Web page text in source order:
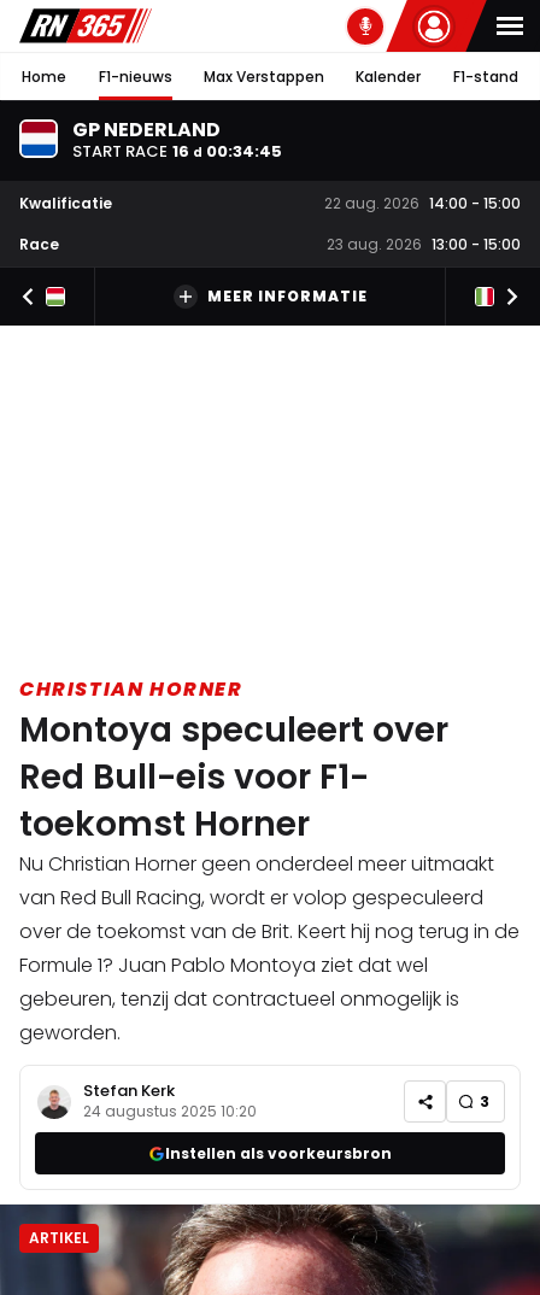
Home F1-nieuws Max Verstappen Kalender F1-stand
GP NEDERLAND
START RACE 16 d 00:34:45
Kwalificatie 22 aug. 2026 14:00 - 15:00
Race
23 aug. 2026 13:00 - 15:00
MEER INFORMATIE
CHRISTIAN HORNER
Montoya speculeert over
Red Bull-eis voor F1-
toekomst Horner
Nu Christian Horner geen onderdeel meer uitmaakt
van Red Bull Racing, wordt er volop gespeculeerd
over de toekomst van de Brit. Keert hij nog terug in de
Formule 1? Juan Pablo Montoya ziet dat wel
gebeuren, tenzij dat contractueel onmogelijk is
geworden.
Stefan Kerk
24 augustus 2025 10:20 3
Instellen als voorkeursbron
ARTIKEL